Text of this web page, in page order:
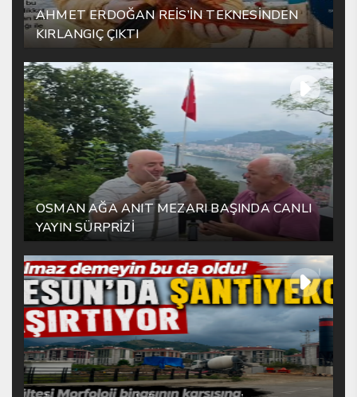
AHMET ERDOĞAN REİS’İN TEKNESİNDEN
KIRLANGIÇ ÇIKTI
OSMAN AĞA ANIT MEZARI BAŞINDA CANLI
YAYIN SÜRPRİZİ